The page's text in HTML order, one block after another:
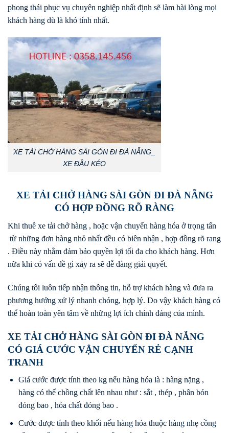
phong thái phục vụ chuyên nghiệp nhất định sẽ làm hài lòng mọi
khách hàng dù là khó tính nhất.
XE TẢI CHỞ HÀNG SÀI GÒN ĐI ĐÀ NẴNG_
XE ĐẦU KÉO
XE TẢI CHỞ HÀNG SÀI GÒN ĐI ĐÀ NẴNG
CÓ HỢP ĐỒNG RÕ RÀNG
Khi thuê xe tải chở hàng , hoặc vận chuyển hàng hóa ở trọng tấn
từ những đơn hàng nhỏ nhất đều có biên nhận , hợp đồng rõ rang
. Điều này nhằm đảm bảo quyền lợi tối đa cho khách hàng. Hơn
nữa khi có vấn đề gì xảy ra sẽ dễ dàng giải quyết.
Chúng tôi luôn tiếp nhận thông tin, hỗ trợ khách hàng và đưa ra
phương hướng xử lý nhanh chóng, hợp lý. Do vậy khách hàng có
thể hoàn toàn yên tâm về những lợi ích chính đáng của mình.
XE TẢI CHỞ HÀNG SÀI GÒN ĐI ĐÀ NẴNG
CÓ GIÁ CƯỚC VẬN CHUYỂN RẺ CẠNH
TRANH
Giá cước được tính theo kg nếu hàng hóa là : hàng nặng ,
hàng có thể chồng chất lên nhau như : sắt , thép , phân bón
đóng bao , hóa chất đóng bao .
Cước được tính theo khối nếu hàng hóa thuộc hàng nhẹ cồng